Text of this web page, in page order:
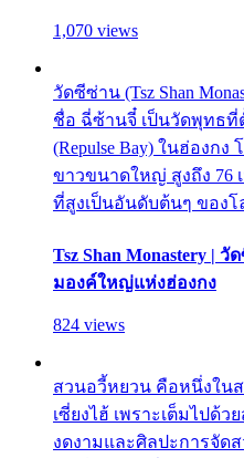
1,070 views
วัดซีซ่าน (Tsz Shan
ชื่อ ฉี่ซ้านจี๋ เป็นวัดพุทธที่
(Repulse Bay) ในฮ่องก
ขาวขนาดใหญ่ สูงถึง 76
ที่สูงเป็นอันดับต้นๆ ของโ
Tsz Shan Monastery |
มองค์ใหญ่แห่งฮ่องกง
824 views
สวนอวี้หยวน คือหนึ่งใน
เซี่ยงไฮ้ เพราะเต็มไปด้
งดงามและศิลปะการจัด